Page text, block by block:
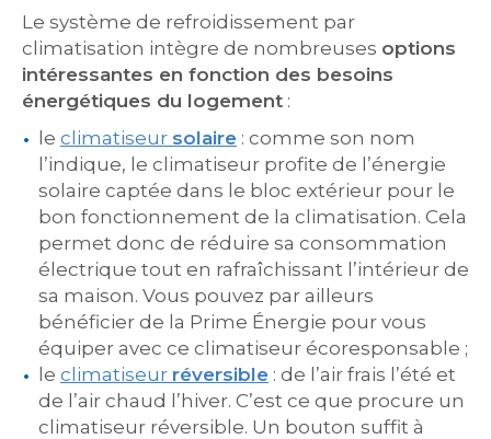
Le système de refroidissement par
climatisation intègre de nombreuses options
intéressantes en fonction des besoins
énergétiques du logement :
le climatiseur solaire : comme son nom
l’indique, le climatiseur profite de l’énergie
solaire captée dans le bloc extérieur pour le
bon fonctionnement de la climatisation. Cela
permet donc de réduire sa consommation
électrique tout en rafraîchissant l’intérieur de
sa maison. Vous pouvez par ailleurs
bénéficier de la Prime Énergie pour vous
équiper avec ce climatiseur écoresponsable ;
le climatiseur réversible : de l’air frais l’été et
de l’air chaud l’hiver. C’est ce que procure un
climatiseur réversible. Un bouton suffit à